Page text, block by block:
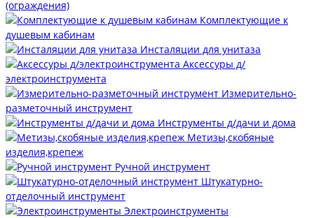
(ограждения)
Комплектующие к
душевым кабинам
Инсталяции для унитаза
Аксессуры д/
электроинструмента
Измерительно-
разметочный инструмент
Инструменты д/дачи и дома
Метизы,скобяные
изделия,крепеж
Ручной инструмент
Штукатурно-
отделочный инструмент
Электроинструменты